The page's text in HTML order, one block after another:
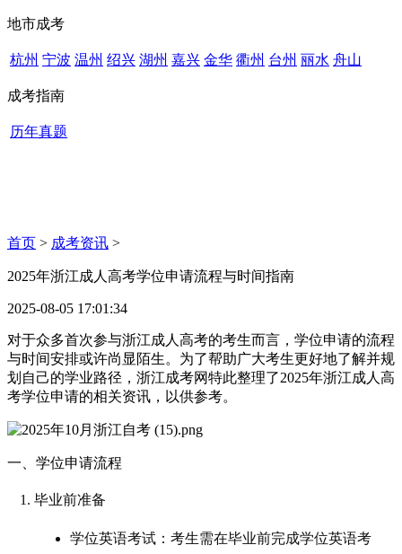
地市成考
杭州 宁波 温州 绍兴 湖州 嘉兴 金华 衢州 台州 丽水 舟山
成考指南
历年真题
首页 > 成考资讯 >
2025年浙江成人高考学位申请流程与时间指南
2025-08-05 17:01:34
对于众多首次参与浙江成人高考的考生而言，学位申请的流程
与时间安排或许尚显陌生。为了帮助广大考生更好地了解并规
划自己的学业路径，浙江成考网特此整理了2025年浙江成人高
考学位申请的相关资讯，以供参考。
一、学位申请流程
毕业前准备
学位英语考试：考生需在毕业前完成学位英语考